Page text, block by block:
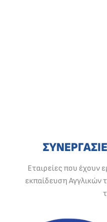
Εταιρείες που έχουν
εκπαίδευση Αγγλικών